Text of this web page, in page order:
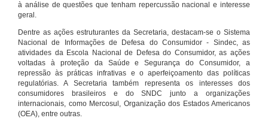
à análise de questões que tenham repercussão nacional e interesse
geral.
Dentre as ações estruturantes da Secretaria, destacam-se o Sistema
Nacional de Informações de Defesa do Consumidor - Sindec, as
atividades da Escola Nacional de Defesa do Consumidor, as ações
voltadas à proteção da Saúde e Segurança do Consumidor, a
repressão às práticas infrativas e o aperfeiçoamento das políticas
regulatórias. A Secretaria também representa os interesses dos
consumidores brasileiros e do SNDC junto a organizações
internacionais, como Mercosul, Organização dos Estados Americanos
(OEA), entre outras.